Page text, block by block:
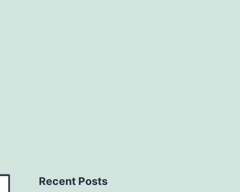
Recent Posts